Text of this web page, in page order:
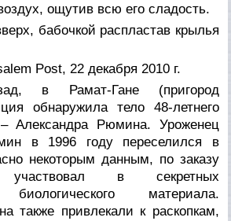
ощутив всю его сладость.
бабочкой распластав крылья
Post, 22 декабря 2010 г.
в Рамат-Гане (пригород
обнаружила тело 48-летнего
– Александра Рюмина. Уроженец
в 1996 году переселился в
некоторым данным, по заказу
участвовал в секретных
биологического материала.
также привлекали к раскопкам,